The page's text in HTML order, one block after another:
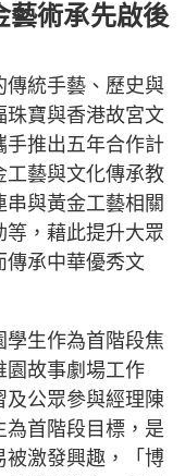
藝術承先啟後
傳統手藝、歷史與
珠寶與香港故宮文
手推出五年合作計
藝與文化傳承教
與黃金工藝相關
等，藉此提升大眾
傳承中華優秀文
生作為首階段焦
園故事劇場工作
及公眾參與經理陳
為首階段目標，是
被激發興趣，「博